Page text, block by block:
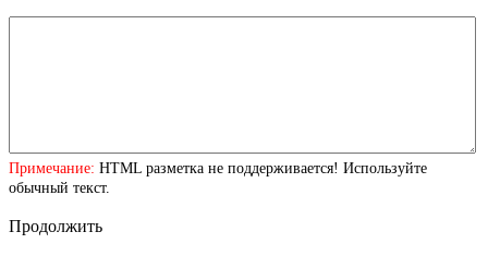
Примечание: HTML разметка не поддерживается! Используйте
обычный текст.
Продолжить